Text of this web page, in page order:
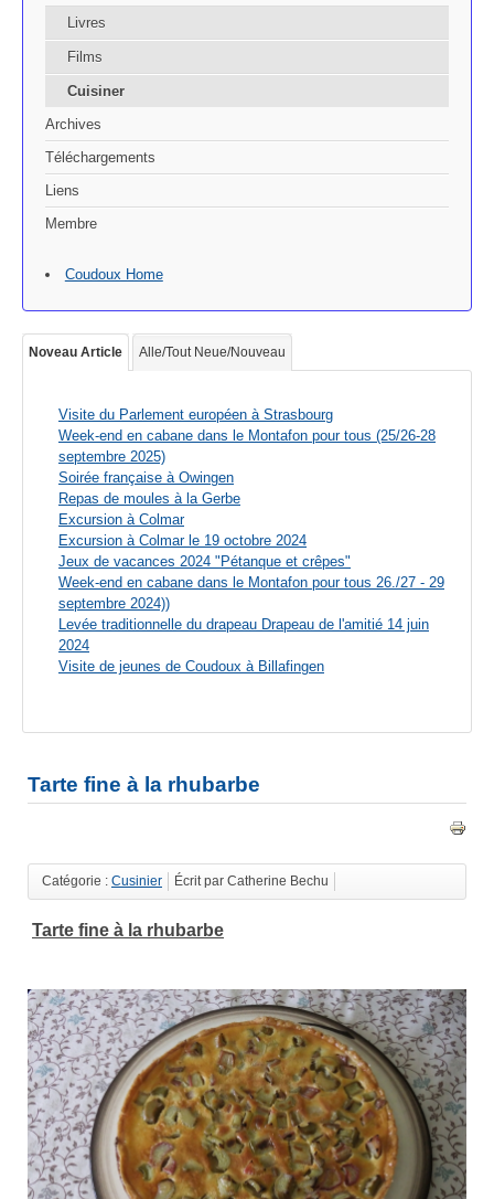
Livres
Films
Cuisiner
Archives
Téléchargements
Liens
Membre
Coudoux Home
Noveau Article Alle/Tout Neue/Nouveau
Visite du Parlement européen à Strasbourg
Week-end en cabane dans le Montafon pour tous (25/26-28
septembre 2025)
Soirée française à Owingen
Repas de moules à la Gerbe
Excursion à Colmar
Excursion à Colmar le 19 octobre 2024
Jeux de vacances 2024 "Pétanque et crêpes"
Week-end en cabane dans le Montafon pour tous 26./27 - 29
septembre 2024))
Levée traditionnelle du drapeau Drapeau de l'amitié 14 juin
2024
Visite de jeunes de Coudoux à Billafingen
Tarte fine à la rhubarbe
Catégorie : Cusinier Écrit par Catherine Bechu
Tarte fine à la rhubarbe